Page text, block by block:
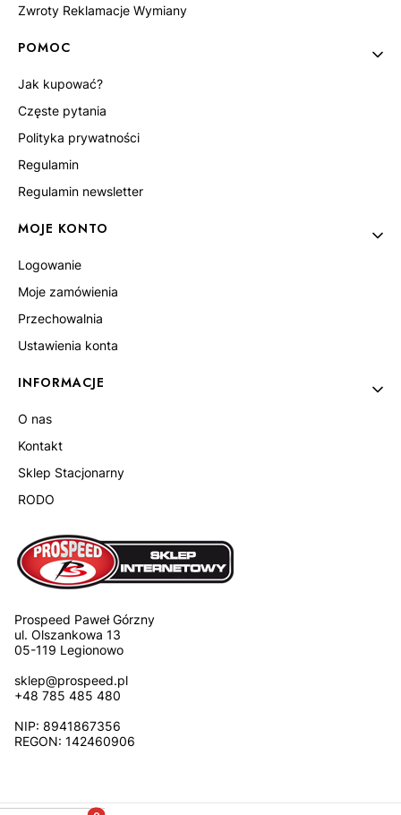
Zwroty Reklamacje Wymiany
POMOC
Jak kupować?
Częste pytania
Polityka prywatności
Regulamin
Regulamin newsletter
MOJE KONTO
Logowanie
Moje zamówienia
Przechowalnia
Ustawienia konta
INFORMACJE
O nas
Kontakt
Sklep Stacjonarny
RODO
Prospeed Paweł Górzny
ul. Olszankowa 13
05-119 Legionowo
sklep@prospeed.pl
+48 785 485 480
NIP: 8941867356
REGON: 142460906